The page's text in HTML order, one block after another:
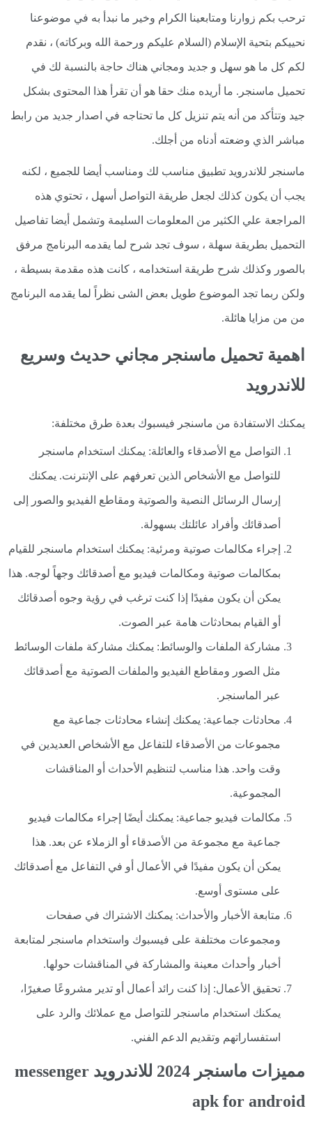
ترحب بكم زوارنا ومتابعينا الكرام وخير ما نبدأ به في موضوعنا
نحييكم بتحية الإسلام (السلام عليكم ورحمة الله وبركاته) ، نقدم
لكم كل ما هو سهل و جديد ومجاني هناك حاجة بالنسبة لك في
تحميل ماسنجر. ما أريده منك حقا هو أن تقرأ هذا المحتوى بشكل
جيد وتتأكد من أنه يتم تنزيل كل ما تحتاجه في اصدار جديد من رابط
مباشر الذي وضعته أدناه من أجلك.
ماسنجر للاندرويد تطبيق مناسب لك ومناسب أيضا للجميع ، لكنه
يجب أن يكون كذلك لجعل طريقة التواصل أسهل ، تحتوي هذه
المراجعة علي الكثير من المعلومات السليمة وتشمل أيضا تفاصيل
التحميل بطريقة سهلة ، سوف تجد شرح لما يقدمه البرنامج مرفق
بالصور وكذلك شرح طريقة استخدامه ، كانت هذه مقدمة بسيطة ،
ولكن ربما تجد الموضوع طويل بعض الشى نظراً لما يقدمه البرنامج
من من مزايا هائلة.
اهمية تحميل ماسنجر مجاني حديث وسريع
للاندرويد
يمكنك الاستفادة من ماسنجر فيسبوك بعدة طرق مختلفة:
التواصل مع الأصدقاء والعائلة: يمكنك استخدام ماسنجر
للتواصل مع الأشخاص الذين تعرفهم على الإنترنت. يمكنك
إرسال الرسائل النصية والصوتية ومقاطع الفيديو والصور إلى
أصدقائك وأفراد عائلتك بسهولة.
إجراء مكالمات صوتية ومرئية: يمكنك استخدام ماسنجر للقيام
بمكالمات صوتية ومكالمات فيديو مع أصدقائك وجهاً لوجه. هذا
يمكن أن يكون مفيدًا إذا كنت ترغب في رؤية وجوه أصدقائك
أو القيام بمحادثات هامة عبر الصوت.
مشاركة الملفات والوسائط: يمكنك مشاركة ملفات الوسائط
مثل الصور ومقاطع الفيديو والملفات الصوتية مع أصدقائك
عبر الماسنجر.
محادثات جماعية: يمكنك إنشاء محادثات جماعية مع
مجموعات من الأصدقاء للتفاعل مع الأشخاص العديدين في
وقت واحد. هذا مناسب لتنظيم الأحداث أو المناقشات
المجموعية.
مكالمات فيديو جماعية: يمكنك أيضًا إجراء مكالمات فيديو
جماعية مع مجموعة من الأصدقاء أو الزملاء عن بعد. هذا
يمكن أن يكون مفيدًا في الأعمال أو في التفاعل مع أصدقائك
على مستوى أوسع.
متابعة الأخبار والأحداث: يمكنك الاشتراك في صفحات
ومجموعات مختلفة على فيسبوك واستخدام ماسنجر لمتابعة
أخبار وأحداث معينة والمشاركة في المناقشات حولها.
تحقيق الأعمال: إذا كنت رائد أعمال أو تدير مشروعًا صغيرًا،
يمكنك استخدام ماسنجر للتواصل مع عملائك والرد على
استفساراتهم وتقديم الدعم الفني.
مميزات ماسنجر 2024 للاندرويد messenger
apk for android